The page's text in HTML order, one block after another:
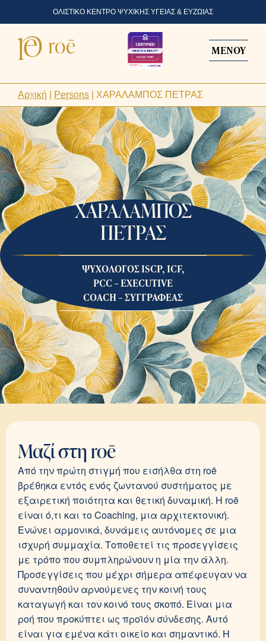
ΟΛΙΣΤΙΚΟ ΚΕΝΤΡΟ ΨΥΧΙΚΗΣ ΥΓΕΙΑΣ & ΕΥΖΩΙΑΣ
ΜΕΝΟΥ
Αρχική Persons ΧΑΡΑΛΑΜΠΟΣ ΠΕΤΡΑΣ
ΧΑΡΑΛΑΜΠΟΣ
ΠΕΤΡΑΣ
ΨΥΧΟΛΟΓΟΣ ISCP, ICF,
PCC – EXECUTIVE
COACH – ΣΥΓΓΡΑΦΕΑΣ
Μαζί στη roē
Από την πρώτη στιγμή που εισήλθα στη roē
βρέθηκα εντός ενός ζωντανού συστήματος με
εξαιρετική ποιότητα και θετική δυναμική. Η roē
είναι ό,τι και το Coaching, μια αρχιτεκτονική.
Ενώνει αρμονικά, δυνάμεις αυτόνομες σε μια
ισχυρή συμμαχία. Τοποθετεί τις προσεγγίσεις
με τρόπο που συμπληρώνουν η μία την άλλη.
Προσεγγίσεις που μέχρι σήμερα απέφευγαν να
συναντηθούν αρνούμενες την κοινή τους
καταγωγή και τον κοινό τους σκοπό. Είναι μια
ροή που προκύπτει ως προϊόν σύνδεσης. Αυτό
είναι για εμένα κάτι οικείο και σημαντικό. Η